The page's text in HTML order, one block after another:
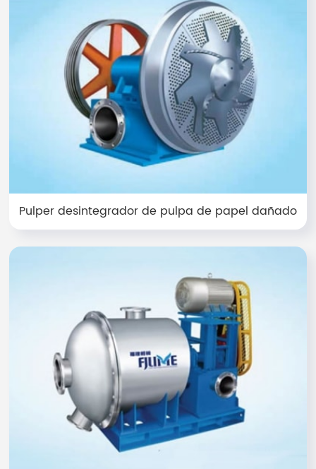
Pulper desintegrador de pulpa de papel dañado